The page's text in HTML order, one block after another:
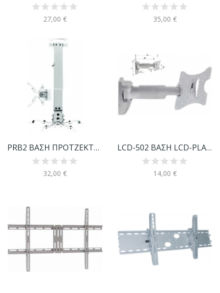
27,00 € 35,00 €
PRB2 ΒΑΣΗ ΠΡΟΤΖΕΚΤΟΡΑ ΟΡΟΦΗΣ
32,00 €
LCD-502 ΒΑΣΗ LCD-PLASMA ΤΟΙΧΟΥ
14,00 €